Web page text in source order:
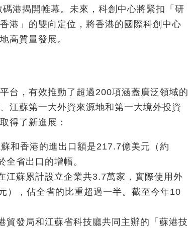
港揭開帷幕。未來，科創中心將緊扣「研
港」的雙向定位，將香港的國際科創中心
高質量發展。
台，有效推動了超過200項涵蓋廣泛領域的
江蘇第一大外資來源地和第一大境外投資
得了新進展：
和香港的進出口額是217.7億美元（約
省出口的增幅。
江蘇累計設立企業共3.7萬家，實際使用外
），佔全省的比重超過一半。截至今年10
發局和江蘇省科技廳共同主辦的「蘇港技